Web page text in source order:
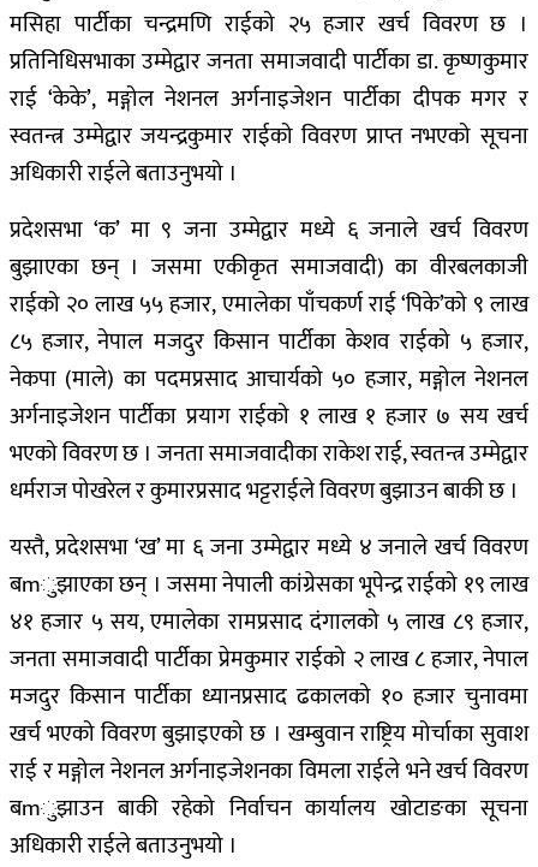
मसिहा पार्टीका चन्द्रमणि राईको २५ हजार खर्च विवरण छ ।
प्रतिनिधिसभाका उम्मेद्वार जनता समाजवादी पार्टीका डा. कृष्णकुमार
राई ‘केके’, मङ्गोल नेशनल अर्गनाइजेशन पार्टीका दीपक मगर र
स्वतन्त्र उम्मेद्वार जयन्द्रकुमार राईको विवरण प्राप्त नभएको सूचना
अधिकारी राईले बताउनुभयो ।
प्रदेशसभा ‘क’ मा ९ जना उम्मेद्वार मध्ये ६ जनाले खर्च विवरण
बुझाएका छन् । जसमा एकीकृत समाजवादी) का वीरबलकाजी
राईको २० लाख ५५ हजार, एमालेका पाँचकर्ण राई ‘पिके’को ९ लाख
८५ हजार, नेपाल मजदुर किसान पार्टीका केशव राईको ५ हजार,
नेकपा (माले) का पदमप्रसाद आचार्यको ५० हजार, मङ्गोल नेशनल
अर्गनाइजेशन पार्टीका प्रयाग राईको १ लाख १ हजार ७ सय खर्च
भएको विवरण छ । जनता समाजवादीका राकेश राई, स्वतन्त्र उम्मेद्वार
धर्मराज पोखरेल र कुमारप्रसाद भट्टराईले विवरण बुझाउन बाकी छ ।
यस्तै, प्रदेशसभा ‘ख’ मा ६ जना उम्मेद्वार मध्ये ४ जनाले खर्च विवरण
बmुझाएका छन् । जसमा नेपाली कांग्रेसका भूपेन्द्र राईको १९ लाख
४१ हजार ५ सय, एमालेका रामप्रसाद दंगालको ५ लाख ८९ हजार,
जनता समाजवादी पार्टीका प्रेमकुमार राईको २ लाख ८ हजार, नेपाल
मजदुर किसान पार्टीका ध्यानप्रसाद ढकालको १० हजार चुनावमा
खर्च भएको विवरण बुझाइएको छ । खम्बुवान राष्ट्रिय मोर्चाका सुवाश
राई र मङ्गोल नेशनल अर्गनाइजेशनका विमला राईले भने खर्च विवरण
बmुझाउन बाकी रहेको निर्वाचन कार्यालय खोटाङका सूचना
अधिकारी राईले बताउनुभयो ।